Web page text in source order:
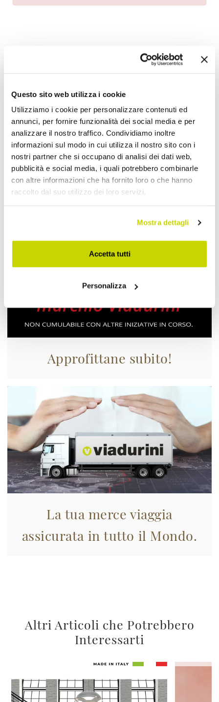
Questo sito web utilizza i cookie
Utilizziamo i cookie per personalizzare contenuti ed
annunci, per fornire funzionalità dei social media e per
analizzare il nostro traffico. Condividiamo inoltre
informazioni sul modo in cui utilizza il nostro sito con i
nostri partner che si occupano di analisi dei dati web,
pubblicità e social media, i quali potrebbero combinarle
con altre informazioni che ha fornito loro o che hanno
raccolto dal suo utilizzo dei loro servizi.
Mostra dettagli
Accetta tutti
Personalizza
Aggiungi alla Wish List
Tavoli Allungabili in Legno
Approfittane subito!
La tua merce viaggia
assicurata in tutto il Mondo.
Altri Articoli che Potrebbero
Interessarti